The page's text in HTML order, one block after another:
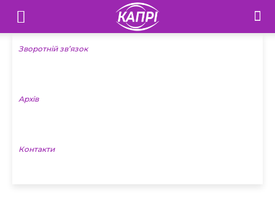
Телебачення
«Капрі»
Новини
Зворотній зв’язок
Архів
Контакти